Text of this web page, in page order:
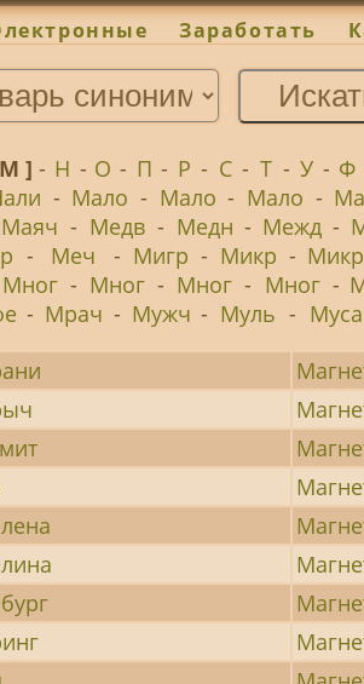
Заработать
]- Н - О - П - Р - С - Т - У - Ф
- Мало - Мало - Мало -
Маяч - Медв - Медн - Межд -
- Меч - Мигр - Микр - Микр
Мног - Мног - Мног - Мног -
- Мрач - Мужч - Муль - Муса